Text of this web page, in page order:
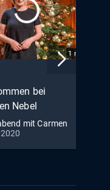
1min
bei
Nebel
mit Carmen